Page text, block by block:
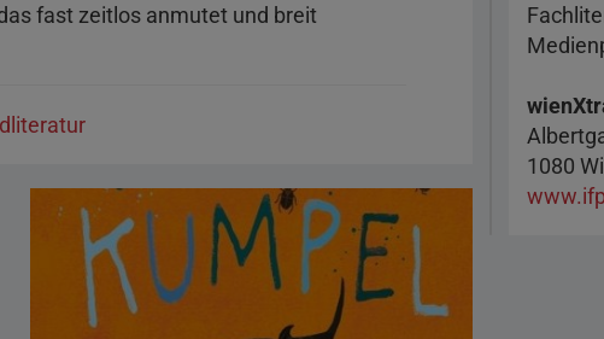
fast zeitlos anmutet und breit
1080